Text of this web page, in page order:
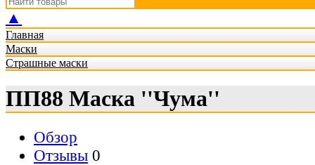
▲
Главная
Маски
Страшные маски
ПП88 Маска ''Чума''
Обзор
Отзывы 0